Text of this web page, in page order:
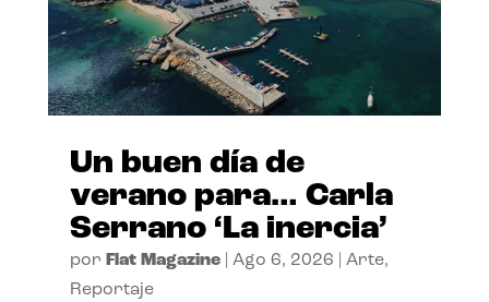
Un buen día de
verano para… Carla
Serrano ‘La inercia’
por Flat Magazine| Ago 6, 2026 Arte,
Reportaje